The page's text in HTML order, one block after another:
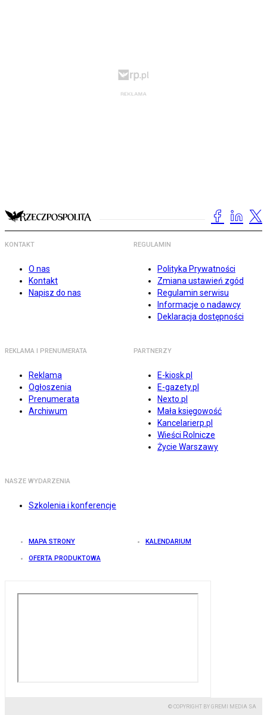
KONTAKT
O nas
Kontakt
Napisz do nas
REGULAMIN
Polityka Prywatności
Zmiana ustawień zgód
Regulamin serwisu
Informacje o nadawcy
Deklaracja dostępności
REKLAMA I PRENUMERATA
Reklama
Ogłoszenia
Prenumerata
Archiwum
PARTNERZY
E-kiosk.pl
E-gazety.pl
Nexto.pl
Mała księgowość
Kancelarierp.pl
Wieści Rolnicze
Życie Warszawy
NASZE WYDARZENIA
Szkolenia i konferencje
MAPA STRONY KALENDARIUM
OFERTA PRODUKTOWA
© COPYRIGHT BY GREMI MEDIA SA